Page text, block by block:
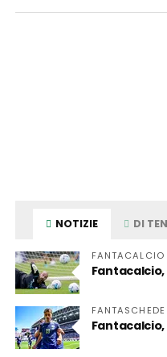
NOTIZIE DI
FANTACALCIO
FANTASCHEDE
Fantacalcio,